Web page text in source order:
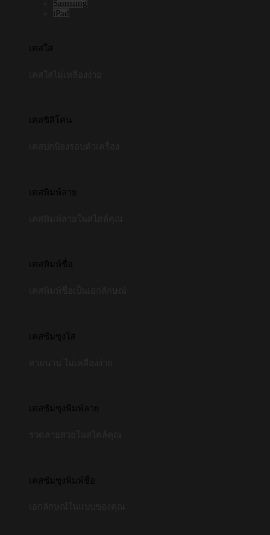
Samsung
iPad
เคสใส
เคสซิลิโคน
เคสพิมพ์ลาย
เคสพิมพ์ชื่อ
เคสซัมซุงใส
เคสซัมซุงพิมพ์ลาย
เคสซัมซุงพิมพ์ชื่อ